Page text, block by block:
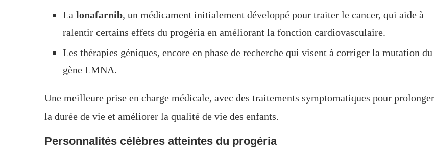
La lonafarnib, un médicament initialement développé pour traiter le cancer, qui aide à
ralentir certains effets du progéria en améliorant la fonction cardiovasculaire.
Les thérapies géniques, encore en phase de recherche qui visent à corriger la mutation du
gène LMNA.
Une meilleure prise en charge médicale, avec des traitements symptomatiques pour prolonger
la durée de vie et améliorer la qualité de vie des enfants.
Personnalités célèbres atteintes du progéria